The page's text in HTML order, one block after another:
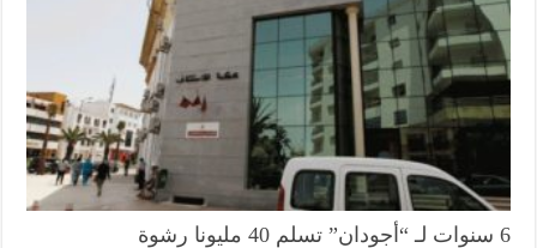
6 سنوات لـ “أجودان” تسلم 40 مليونا رشوة